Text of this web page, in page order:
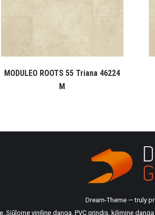
MODULEO ROOTS 55 Triana 46224
M
Dream-Theme — truly
Siūlome vinilinę dangą, PVC grindis, kiliminę